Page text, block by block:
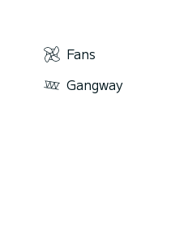
Fans
Gangway